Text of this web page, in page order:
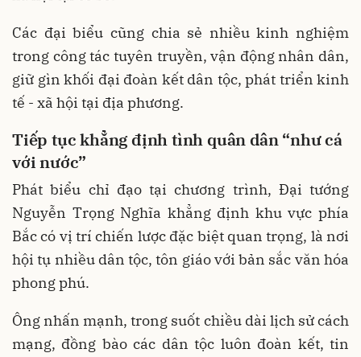
Các đại biểu cũng chia sẻ nhiều kinh nghiệm
trong công tác tuyên truyền, vận động nhân dân,
giữ gìn khối đại đoàn kết dân tộc, phát triển kinh
tế - xã hội tại địa phương.
Tiếp tục khẳng định tình quân dân “như cá
với nước”
Phát biểu chỉ đạo tại chương trình, Đại tướng
Nguyễn Trọng Nghĩa khẳng định khu vực phía
Bắc có vị trí chiến lược đặc biệt quan trọng, là nơi
hội tụ nhiều dân tộc, tôn giáo với bản sắc văn hóa
phong phú.
Ông nhấn mạnh, trong suốt chiều dài lịch sử cách
mạng, đồng bào các dân tộc luôn đoàn kết, tin